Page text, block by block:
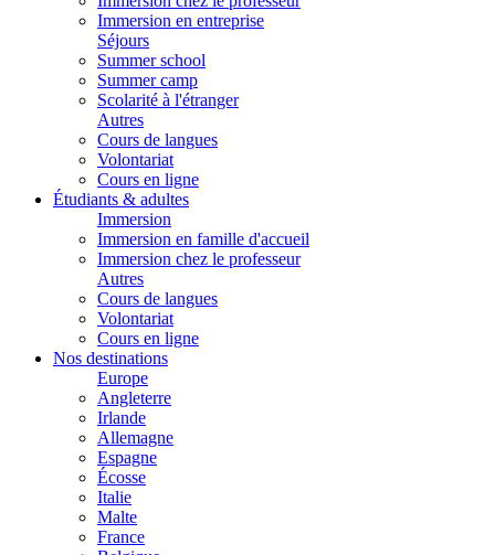
Immersion en entreprise
Séjours
Summer school
Summer camp
Scolarité à l'étranger
Autres
Cours de langues
Volontariat
Cours en ligne
Étudiants & adultes
Immersion
Immersion en famille d'accueil
Immersion chez le professeur
Autres
Cours de langues
Volontariat
Cours en ligne
Nos destinations
Europe
Angleterre
Irlande
Allemagne
Espagne
Écosse
Italie
Malte
France